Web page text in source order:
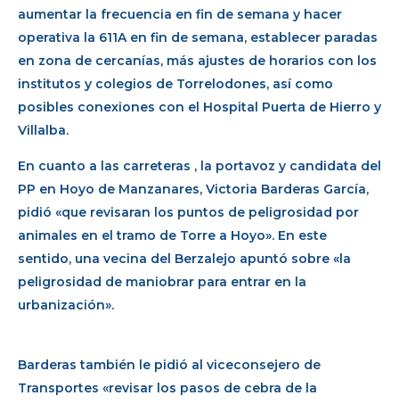
aumentar la frecuencia en fin de semana y hacer
operativa la 611A en fin de semana, establecer paradas
en zona de cercanías, más ajustes de horarios con los
institutos y colegios de Torrelodones, así como
posibles conexiones con el Hospital Puerta de Hierro y
Villalba.
En cuanto a las carreteras , la portavoz y candidata del
PP en Hoyo de Manzanares, Victoria Barderas García,
pidió «que revisaran los puntos de peligrosidad por
animales en el tramo de Torre a Hoyo». En este
sentido, una vecina del Berzalejo apuntó sobre «la
peligrosidad de maniobrar para entrar en la
urbanización».
Barderas también le pidió al viceconsejero de
Transportes «revisar los pasos de cebra de la